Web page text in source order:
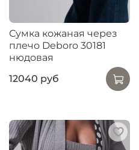
Сумка кожаная через
плечо Deboro 30181
нюдовая
12040 руб